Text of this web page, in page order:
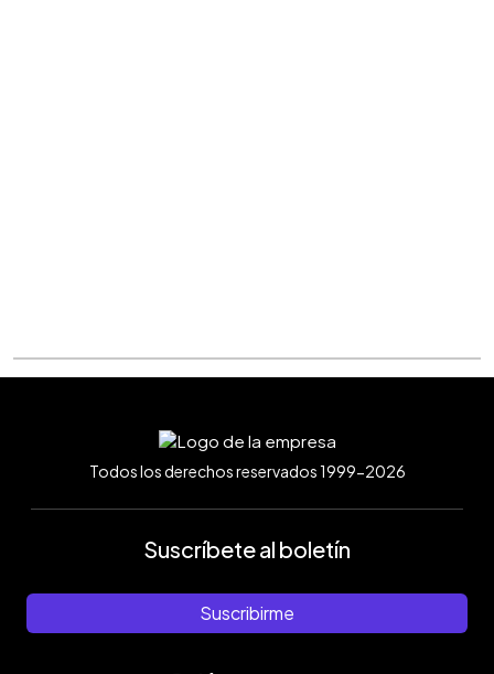
Todos los derechos reservados 1999-2026
Suscríbete al boletín
Suscribirme